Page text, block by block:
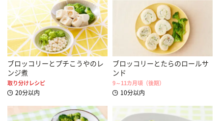
ブロッコリーとプチこうやのレ
ンジ煮
取り分けレシピ
20分以内
ブロッコリーとたらのロールサ
ンド
9～11カ月頃（後期）
10分以内